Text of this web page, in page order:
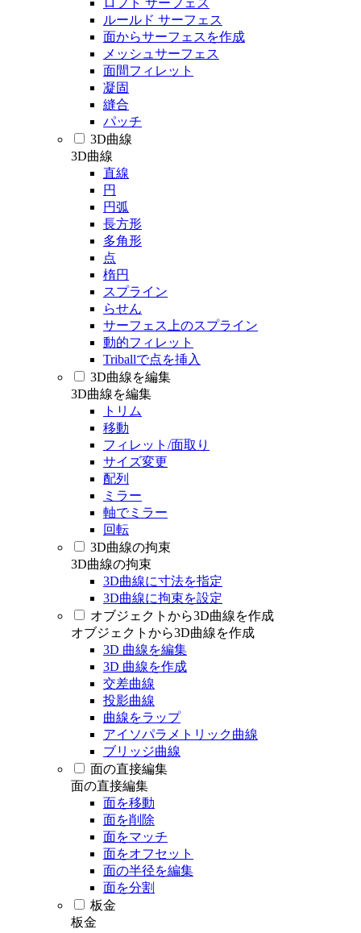
ロフト サーフェス
ルールド サーフェス
面からサーフェスを作成
メッシュサーフェス
面間フィレット
凝固
縫合
パッチ
3D曲線
3D曲線
直線
円
円弧
長方形
多角形
点
楕円
スプライン
らせん
サーフェス上のスプライン
動的フィレット
Triballで点を挿入
3D曲線を編集
3D曲線を編集
トリム
移動
フィレット/面取り
サイズ変更
配列
ミラー
軸でミラー
回転
3D曲線の拘束
3D曲線の拘束
3D曲線に寸法を指定
3D曲線に拘束を設定
オブジェクトから3D曲線を作成
オブジェクトから3D曲線を作成
3D 曲線を編集
3D 曲線を作成
交差曲線
投影曲線
曲線をラップ
アイソパラメトリック曲線
ブリッジ曲線
面の直接編集
面の直接編集
面を移動
面を削除
面をマッチ
面をオフセット
面の半径を編集
面を分割
板金
板金